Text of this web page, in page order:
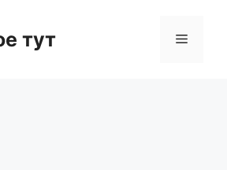
тут Menu